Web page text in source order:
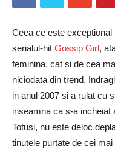
Ceea ce este exceptional
serialul-hit Gossip Girl,
feminina, cat si de cea
niciodata din trend.
in anul 2007 si a rulat cu
inseamna ca s-a incheiat
Totusi, nu este deloc
tinutele purtate de cei